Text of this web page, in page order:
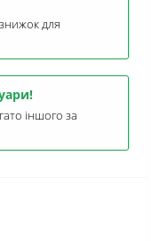
для
іншого за